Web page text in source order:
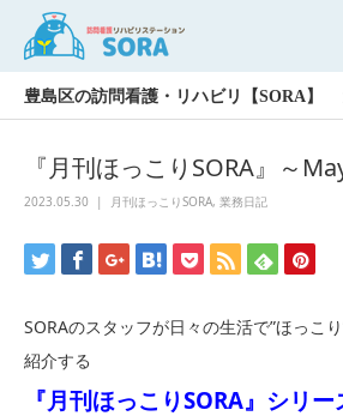
『月刊ほっこりSORA』～
2023.05.30 月刊ほっこりSORA, 業務日記
SORAのスタッフが日々の生活で”ほっこ
紹介する
『月刊ほっこりSORA』シリー